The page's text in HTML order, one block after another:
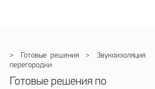
> Готовые решения> Звукоизоляция
перегородки
Готовые решения по